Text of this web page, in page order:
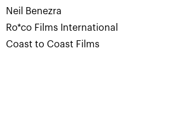
Neil Benezra
Ro*co Films International
Coast to Coast Films